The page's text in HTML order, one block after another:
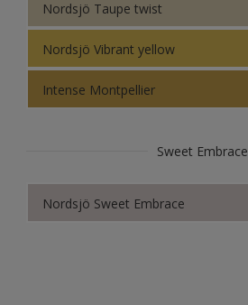
Nordsjö Taupe twist
Nordsjö Vibrant yellow
Intense Montpellier
Sweet Embrace
Nordsjö Sweet Embrace